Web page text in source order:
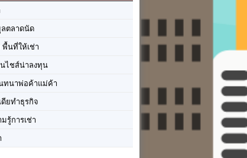
ตลาดนัด
นที่ให้เช่า
ไชส์น่าลงทุน
ทนาพ่อค้าแม่ค้า
ดียทำธุรกิจ
มรู้การเช่า